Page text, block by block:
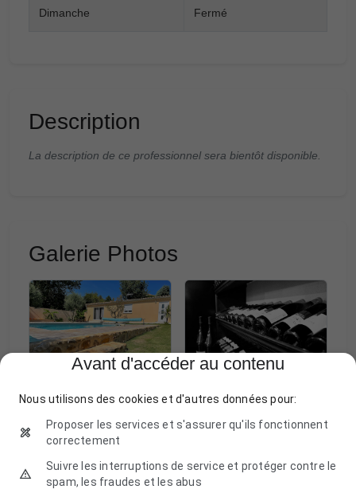
Dimanche Fermé
Description
La description de ce professionnel sera bientôt disponible.
Galerie Photos
Avant d'accéder au contenu
Nous utilisons des cookies et d'autres données pour:
Proposer les services et s'assurer qu'ils fonctionnent
correctement
Suivre les interruptions de service et protéger contre le
spam, les fraudes et les abus